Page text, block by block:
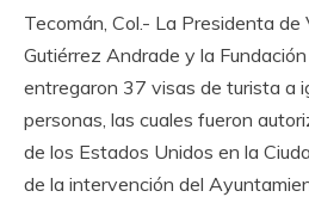
Tecomán, Col.- La Presidenta
Gutiérrez Andrade y la
entregaron 37 visas de turista a
personas, las cuales fueron
de los Estados Unidos en la
de la intervención del